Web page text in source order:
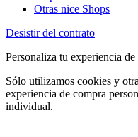
Otras nice Shops
Desistir del contrato
Personaliza tu experiencia de
Sólo utilizamos cookies y
experiencia de compra
individual.